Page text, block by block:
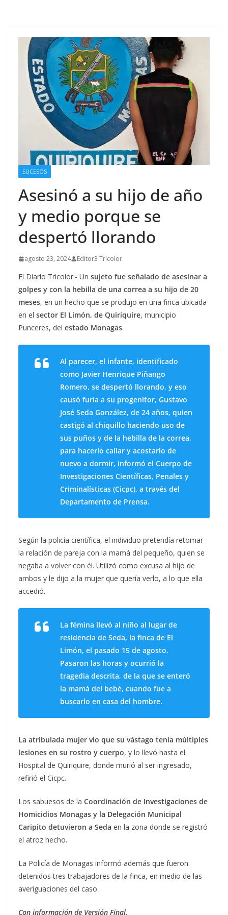
SUCESOS
Asesinó a su hijo de año
y medio porque se
despertó llorando
agosto 23, 2024 Editor3 Tricolor
El Diario Tricolor.- Un sujeto fue señalado de asesinar a
golpes y con la hebilla de una correa a su hijo de 20
meses, en un hecho que se produjo en una finca ubicada
en el sector El Limón, de Quiriquire, municipio
Punceres, del estado Monagas.
Al parecer, el infante, identificado
como Javier Henrique Piñango
Romero, se despertó llorando, y eso
causó furia a su progenitor, Gustavo
José Seda González, de 24 años, quien
castigó al chiquillo haciendo uso de
sus puños y de la hebilla de la correa,
para hacerlo callar y acostarlo de
nuevo a dormir, informó el Cuerpo de
Investigaciones Científicas, Penales y
Criminalísticas (Cicpc), a través del
Departamento de Prensa.
Según la policía científica, el individuo pretendía retomar
la relación de pareja con la mamá del pequeño, quien se
negaba a volver con él. Utilizó como excusa al hijo de
ambos y le dijo a la mujer que quería verlo, a lo que ella
accedió.
La fémina llevó al niño al lugar de
residencia de Seda, la finca de El
Limón, el pasado 15 de agosto.
Pasaron las horas y ocurrió la
tragedia descrita, de la que se enteró
la mamá del bebé, cuando fue a
buscarlo en casa del hombre.
La atribulada mujer vio que su vástago tenía múltiples
lesiones en su rostro y cuerpo, y lo llevó hasta el
Hospital de Quiriquire, donde murió al ser ingresado,
refirió el Cicpc.
Los sabuesos de la Coordinación de Investigaciones de
Homicidios Monagas y la Delegación Municipal
Caripito detuvieron a Seda en la zona donde se registró
el atroz hecho.
La Policía de Monagas informó además que fueron
detenidos tres trabajadores de la finca, en medio de las
averiguaciones del caso.
Con información de Versión Final.